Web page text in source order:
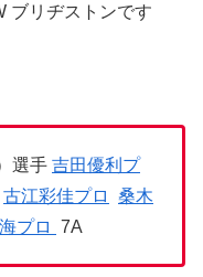
ブリヂストンです
選手 吉田優利プ
古江彩佳プロ
桑木
プロ 7A